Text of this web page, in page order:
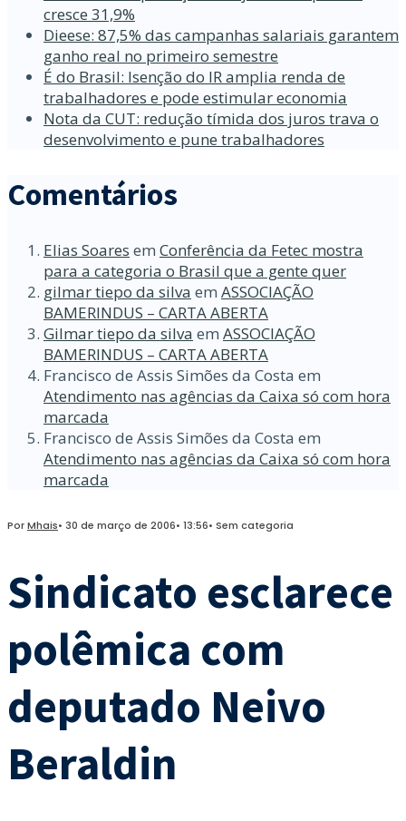
cresce 31,9%
Dieese: 87,5% das campanhas salariais garantem
ganho real no primeiro semestre
É do Brasil: Isenção do IR amplia renda de
trabalhadores e pode estimular economia
Nota da CUT: redução tímida dos juros trava o
desenvolvimento e pune trabalhadores
Comentários
Elias Soares em Conferência da Fetec mostra
para a categoria o Brasil que a gente quer
gilmar tiepo da silva em ASSOCIAÇÃO
BAMERINDUS – CARTA ABERTA
Gilmar tiepo da silva em ASSOCIAÇÃO
BAMERINDUS – CARTA ABERTA
Francisco de Assis Simões da Costa em
Atendimento nas agências da Caixa só com hora
marcada
Francisco de Assis Simões da Costa em
Atendimento nas agências da Caixa só com hora
marcada
PorMhais• 30 de março de 2006• 13:56• Sem categoria
Sindicato esclarece
polêmica com
deputado Neivo
Beraldin